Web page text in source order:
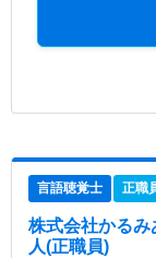
言語聴覚士 正職
株式会社かるみ
人(正職員)